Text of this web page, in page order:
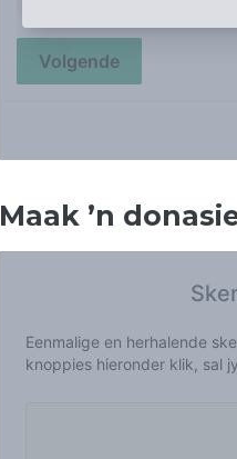
Maak ’n